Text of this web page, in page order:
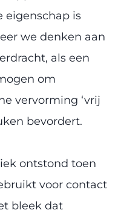
eigenschap is
we denken aan
als een
om
vervorming ‘vrij
bevordert.
ontstond toen
voor contact
bleek dat